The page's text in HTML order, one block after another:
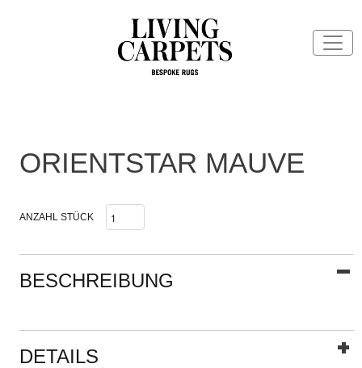
ORIENTSTAR MAUVE
ANZAHL STÜCK
BESCHREIBUNG
DETAILS